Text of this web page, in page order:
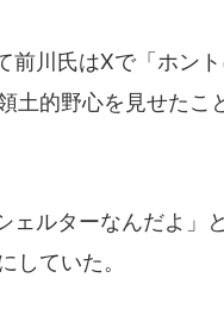
川氏はXで「ホン
土的野心を見せたこ
ルターなんだよ」
していた。